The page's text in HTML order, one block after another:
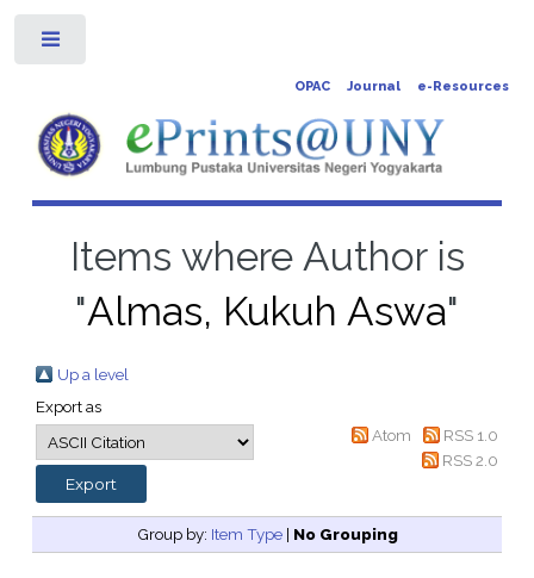
OPAC Journal e-Resources
Items where Author is
"Almas, Kukuh Aswa"
Up a level
Export as
Atom
RSS 1.0
RSS 2.0
Group by: Item Type| No Grouping